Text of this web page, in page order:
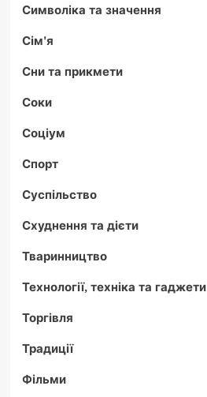
Символіка та значення
Сім'я
Сни та прикмети
Соки
Соціум
Спорт
Суспільство
Схуднення та дієти
Тваринництво
Технології, техніка та гаджети
Торгівля
Традиції
Фільми